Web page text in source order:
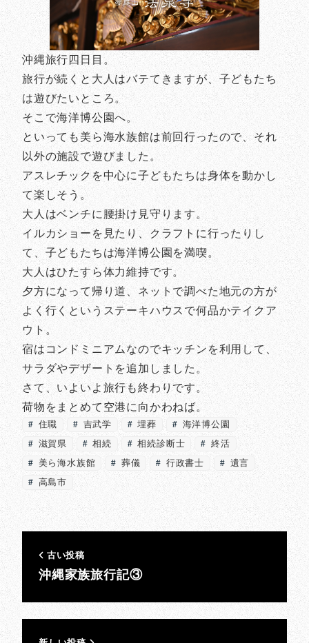
沖縄旅行四日目。
旅行が続くと大人はバテてきますが、子どもたち
は遊びたいところ。
そこで海洋博公園へ。
といっても美ら海水族館は前回行ったので、それ
以外の施設で遊びました。
アスレチックを中心に子どもたちは身体を動かし
て楽しそう。
大人はベンチに腰掛け見守ります。
イルカショーを見たり、クラフトに行ったりし
て、子どもたちは海洋博公園を満喫。
大人はひたすら体力維持です。
夕方になって帰り道、ネットで調べた地元の方が
よく行くというステーキハウスで何品かテイクア
ウト。
宿はコンドミニアムなのでキッチンを利用して、
サラダやデザートを追加しました。
さて、いよいよ旅行も終わりです。
荷物をまとめて空港に向かわねば。
住職 吉武学 埋葬
海洋博公園
滋賀県
相続 相続診断士
終活
美ら海水族館
葬儀 行政書士
遺言
高島市
古い投稿
沖縄家族旅行記③